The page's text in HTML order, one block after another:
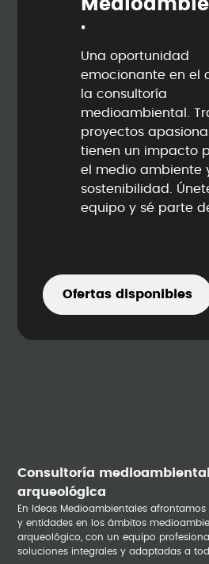
Medioambie
.
Una oportunidad
emocionante en el
la consultoría
medioambiental.
proyectos
tienen un impacto
el medio ambiente
sostenibilidad.
equipo y sé parte
Ofertas disponibles
Consultoría
arqueológica
En Ideas Medioambientales
y entidades en los ámbitos
arqueológico, con un equipo
soluciones integrales y adaptadas a